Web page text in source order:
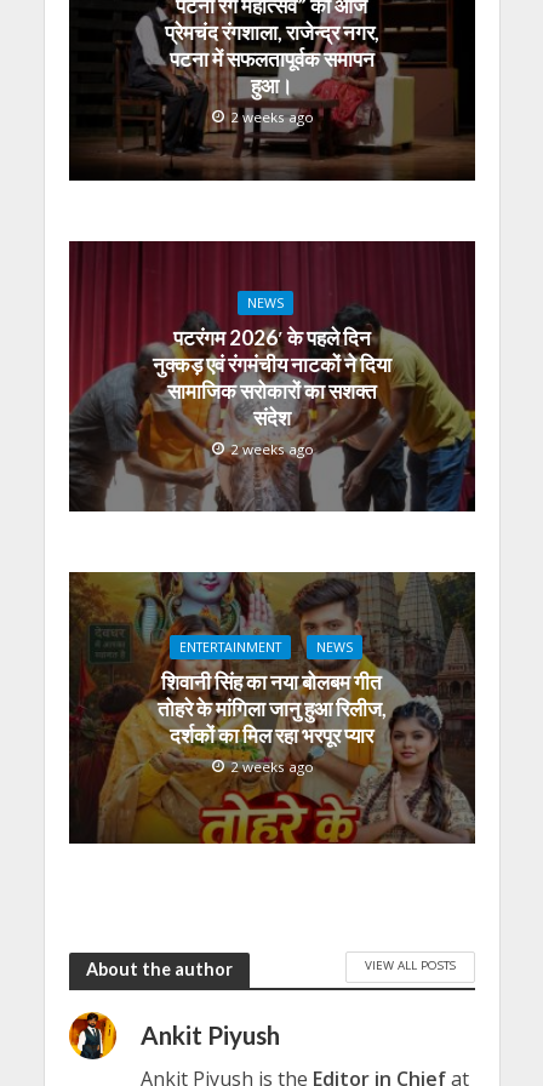
p k er
पटना रंग महोत्सव” का आज
प्रेमचंद रंगशाला, राजेन्द्र नगर,
पटना में सफलतापूर्वक समापन
हुआ।
2 weeks ago
NEWS
पटरंगम 2026′ के पहले दिन
नुक्कड़ एवं रंगमंचीय नाटकों ने दिया
सामाजिक सरोकारों का सशक्त
संदेश
2 weeks ago
ENTERTAINMENT NEWS
शिवानी सिंह का नया बोलबम गीत
तोहरे के मांगिला जानु हुआ रिलीज,
दर्शकों का मिल रहा भरपूर प्यार
2 weeks ago
About the author VIEW ALL POSTS
Ankit Piyush
Ankit Piyush is the Editor in Chiefat